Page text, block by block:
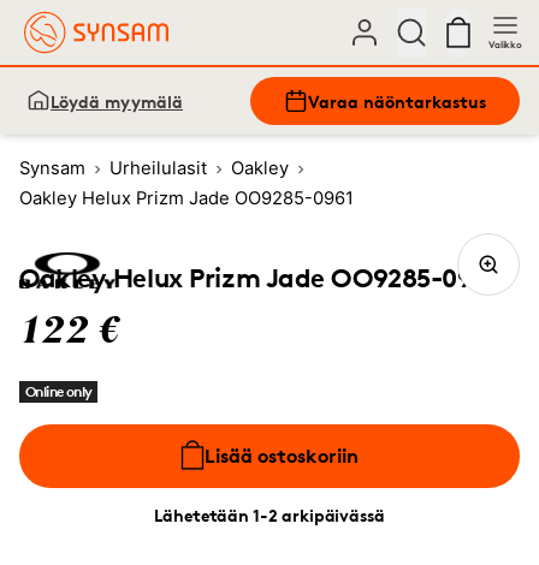
Valikko
Löydä myymälä Varaa näöntarkastus
Synsam Urheilulasit
Oakley
Oakley Helux Prizm Jade OO9285-0961
Oakley Helux Prizm Jade OO9285-0961
122 €
Online only
Lisää ostoskoriin
Lähetetään 1-2 arkipäivässä